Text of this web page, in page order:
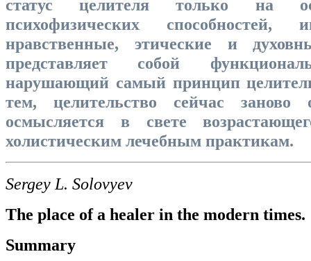
статус целителя только на
психофизических способностей,
нравственные, этические и
представляет собой
нарушающий самый принцип
тем, целительство сейчас заново
осмысляется в свете
холистическим лечебным практикам.
Sergey L. Solovyev
The place of a healer in the modern times.
Summary